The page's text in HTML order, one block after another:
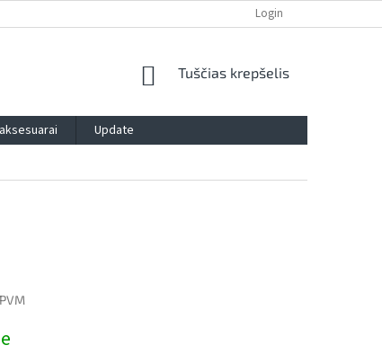
BLOG
Login
SHOPPING
Tuščias krepšelis
Update